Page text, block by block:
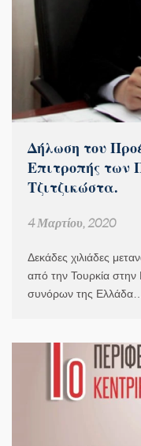
Δήλωση του
Επιτροπής των
Τζιτζικώστα.
4 Μαρτίου, 2020
Δεκάδες χιλιάδες
από την Τουρκία
συνόρων της Ελλάδα…